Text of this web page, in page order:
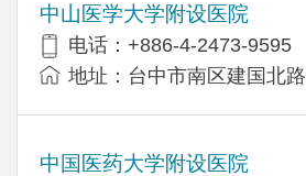
中山医学大学附设医院
电话：+886-4-2473-9595
地址：台中市南区建国北
中国医药大学附设医院